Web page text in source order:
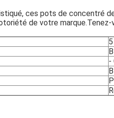
ces pots de concentré
de votre
-